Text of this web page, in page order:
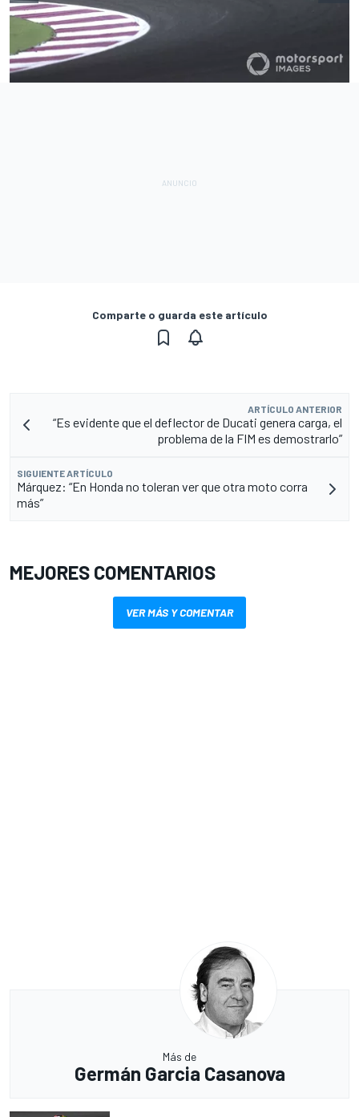
Comparte o guarda este artículo
ARTÍCULO ANTERIOR
“Es evidente que el deflector de Ducati genera carga, el
problema de la FIM es demostrarlo”
SIGUIENTE ARTÍCULO
Márquez: “En Honda no toleran ver que otra moto corra
más”
MEJORES COMENTARIOS
VER MÁS Y COMENTAR
Más de
Germán Garcia Casanova